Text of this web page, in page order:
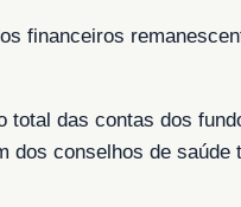
financeiros
total das contas dos
dos conselhos de saúde